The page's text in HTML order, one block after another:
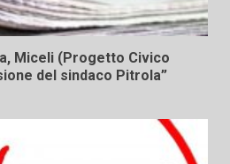
Miceli (Progetto Civico
del sindaco Pitrola”